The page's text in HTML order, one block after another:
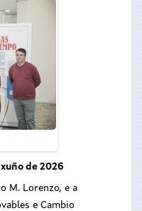
de 2026
M. Lorenzo, e a
e Cambio